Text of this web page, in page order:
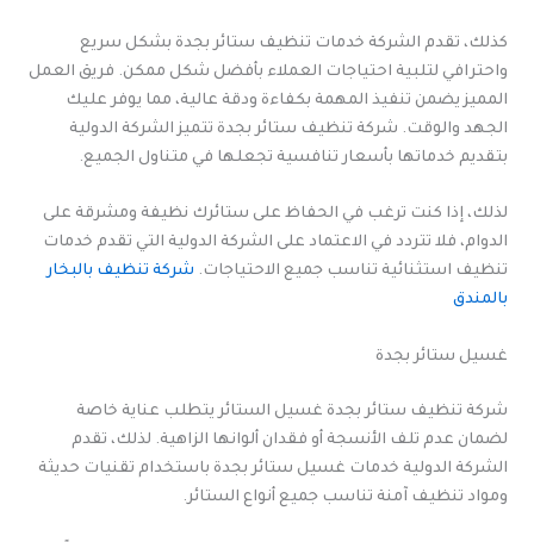
كذلك، تقدم الشركة خدمات تنظيف ستائر بجدة بشكل سريع
واحترافي لتلبية احتياجات العملاء بأفضل شكل ممكن. فريق العمل
المميز يضمن تنفيذ المهمة بكفاءة ودقة عالية، مما يوفر عليك
الجهد والوقت. شركة تنظيف ستائر بجدة تتميز الشركة الدولية
بتقديم خدماتها بأسعار تنافسية تجعلها في متناول الجميع.
لذلك، إذا كنت ترغب في الحفاظ على ستائرك نظيفة ومشرقة على
الدوام، فلا تتردد في الاعتماد على الشركة الدولية التي تقدم خدمات
تنظيف استثنائية تناسب جميع الاحتياجات. شركة تنظيف بالبخار
بالمندق
غسيل ستائر بجدة
شركة تنظيف ستائر بجدة غسيل الستائر يتطلب عناية خاصة
لضمان عدم تلف الأنسجة أو فقدان ألوانها الزاهية. لذلك، تقدم
الشركة الدولية خدمات غسيل ستائر بجدة باستخدام تقنيات حديثة
ومواد تنظيف آمنة تناسب جميع أنواع الستائر.